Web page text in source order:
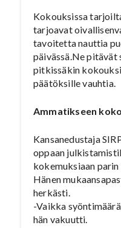
Kokouksissa
tarjoavat
tavoitetta nauttia
päivässä.Ne pitävät
pitkissäkin
päätöksille vauhtia.
Ammatikseen
Kansanedustaja
oppaan
kokemuksiaan
Hänen
herkästi.
-Vaikka
hän vakuutti.